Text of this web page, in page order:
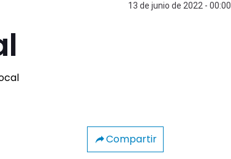
13 de junio de 2022 - 00:00
Compartir